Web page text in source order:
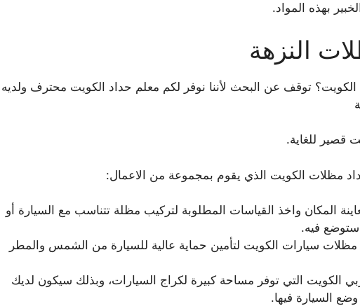
بهذه المواد.
النزهة
توقف عن البحث لأننا نوفر لكم معلم حداد الكويت محترف ولديه
قصير للغاية.
مظلات الكويت الذي يقوم بمجموعة من الاعمال:
المكان واخذ القياسات المطلوبة لتركيب مظلة تتناسب مع السيارة أو
ستوضع فيه.
سيارات الكويت لتأمين حماية عالية للسيارة من الشمس والمطر
الكويت التي توفر مساحة كبيرة لكراج السيارات، وبذلك سيكون لديك
السيارة فيها.